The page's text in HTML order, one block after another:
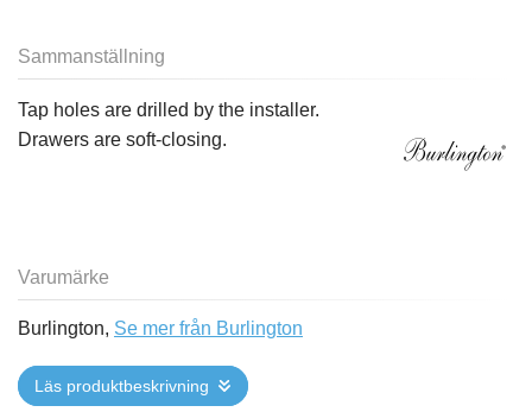
Sammanställning
Tap holes are drilled by the installer.
Drawers are soft-closing.
Varumärke
Burlington, Se mer från Burlington
Läs produktbeskrivning